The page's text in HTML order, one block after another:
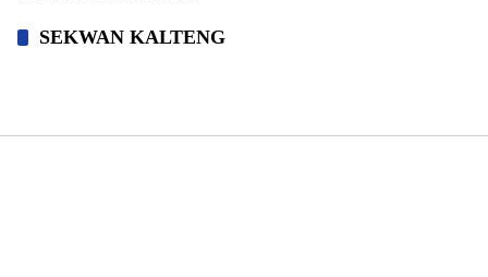
SEKWAN KALTENG